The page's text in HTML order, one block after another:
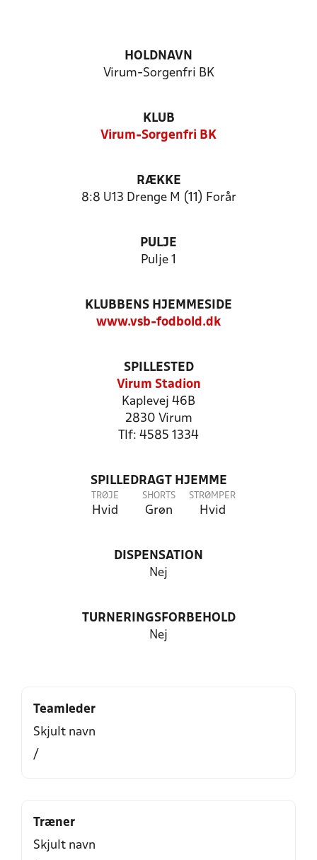
HOLDNAVN
Virum-Sorgenfri BK
KLUB
Virum-Sorgenfri BK
RÆKKE
8:8 U13 Drenge M (11) Forår
PULJE
Pulje 1
KLUBBENS HJEMMESIDE
www.vsb-fodbold.dk
SPILLESTED
Virum Stadion
Kaplevej 46B
2830 Virum
Tlf: 4585 1334
SPILLEDRAGT HJEMME
TRØJE
Hvid
SHORTS
Grøn
STRØMPER
Hvid
DISPENSATION
Nej
TURNERINGSFORBEHOLD
Nej
Teamleder
Skjult navn
/
Træner
Skjult navn